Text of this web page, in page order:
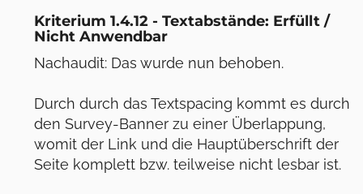
Kriterium 1.4.12 - Textabstände: Erfüllt /
Nicht Anwendbar
Nachaudit: Das wurde nun behoben.
Durch durch das Textspacing kommt es durch
den Survey-Banner zu einer Überlappung,
womit der Link und die Hauptüberschrift der
Seite komplett bzw. teilweise nicht lesbar ist.